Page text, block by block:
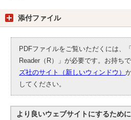
添付ファイル
PDFファイルをご覧いただくには、
Reader（R）」が必要です。お持ち
ズ社のサイト（新しいウィンドウ）
してください。
より良いウェブサイトにするため